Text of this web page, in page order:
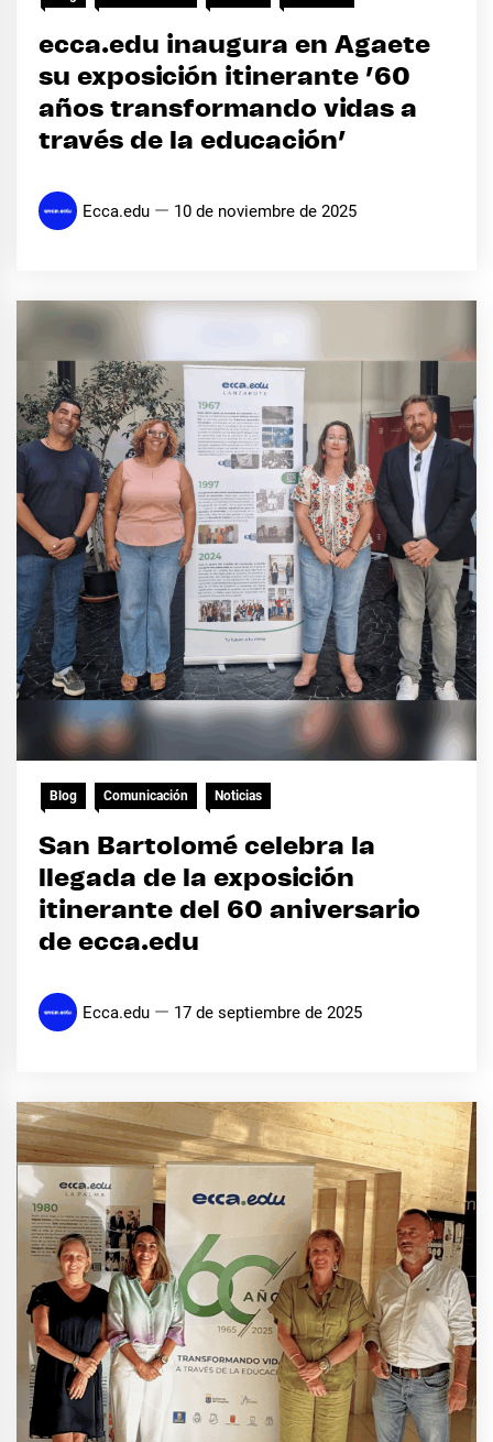
ecca.edu inaugura en Agaete
su exposición itinerante ’60
años transformando vidas a
través de la educación’
Ecca.edu 10 de noviembre de 2025
Blog Comunicación Noticias
San Bartolomé celebra la
llegada de la exposición
itinerante del 60 aniversario
de ecca.edu
Ecca.edu 17 de septiembre de 2025